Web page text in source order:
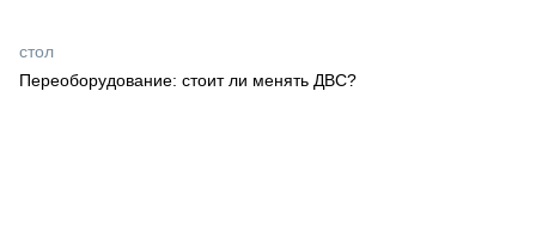
СПЕЦПРОЕКТЫ
стол
Переоборудование: стоит ли менять ДВС?